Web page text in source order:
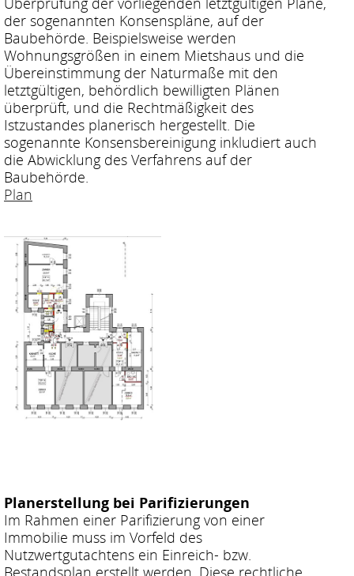
der sogenannten Konsenspläne, auf der
Baubehörde. Beispielsweise werden
Wohnungsgrößen in einem Mietshaus und die
Übereinstimmung der Naturmaße mit den
letztgültigen, behördlich bewilligten Plänen
überprüft, und die Rechtmäßigkeit des
Istzustandes planerisch hergestellt. Die
sogenannte Konsensbereinigung inkludiert auch
die Abwicklung des Verfahrens auf der
Baubehörde.
Plan
Planerstellung bei Parifizierungen
Im Rahmen einer Parifizierung von einer
Immobilie muss im Vorfeld des
Nutzwertgutachtens ein Einreich- bzw.
Bestandsplan erstellt werden. Diese rechtliche